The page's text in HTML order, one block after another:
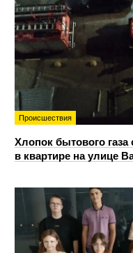
Происшествия
Хлопок бытового газа
в квартире на улице